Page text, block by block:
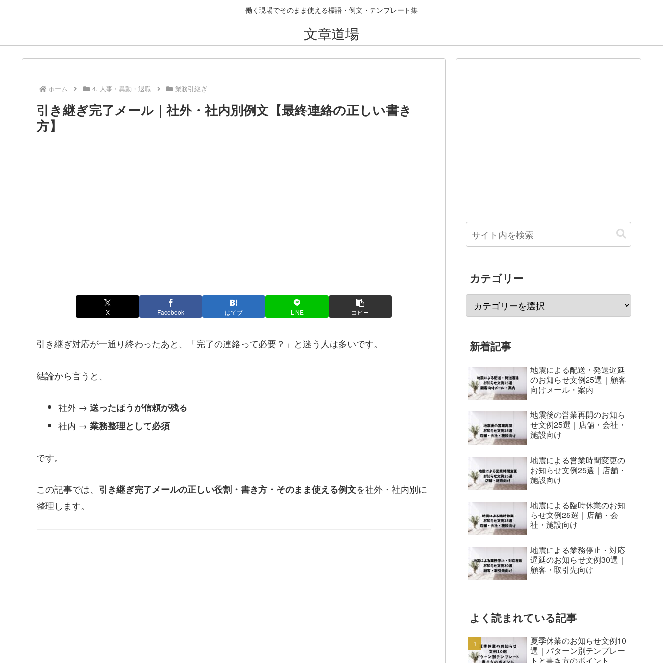
働く現場でそのまま使える標語・例文・テンプレート集
文章道場
ホーム 4. 人事・異動・退職 業務引継ぎ
引き継ぎ完了メール｜社外・社内別例文【最終連絡の正しい書き
方】
X Facebook はてブ LINE コピー
引き継ぎ対応が一通り終わったあと、「完了の連絡って必要？」と迷う人は多いです。
結論から言うと、
社外 → 送ったほうが信頼が残る
社内 → 業務整理として必須
です。
この記事では、 引き継ぎ完了メールの正しい役割・書き方・そのまま使える例文を社外・社内別に
整理します。
カテゴリー
新着記事
地震による配送・発送遅延
のお知らせ文例25選｜顧客
向けメール・案内
地震後の営業再開のお知ら
せ文例25選｜店舗・会社・
施設向け
地震による営業時間変更の
お知らせ文例25選｜店舗・
施設向け
地震による臨時休業のお知
らせ文例25選｜店舗・会
社・施設向け
地震による業務停止・対応
遅延のお知らせ文例30選｜
顧客・取引先向け
よく読まれている記事
夏季休業のお知らせ文例10
選｜パターン別テンプレー
トと書き方のポイント